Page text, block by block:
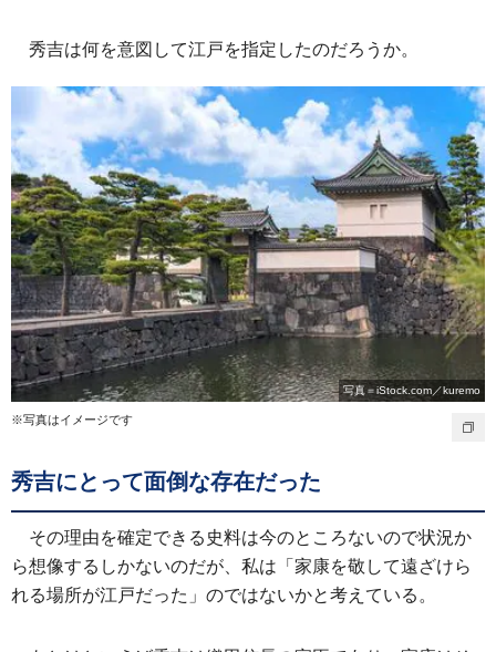
秀吉は何を意図して江戸を指定したのだろうか。
写真＝iStock.com／kuremo
※写真はイメージです
秀吉にとって面倒な存在だった
その理由を確定できる史料は今のところないので状況か
ら想像するしかないのだが、私は「家康を敬して遠ざけら
れる場所が江戸だった」のではないかと考えている。